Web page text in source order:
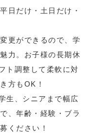
日だけ・土日だけ・
更ができるので、学
力。お子様の長期休
ト調整して柔軟に対
方もOK！
生、シニアまで幅広
、年齢・経験・ブラ
ください！